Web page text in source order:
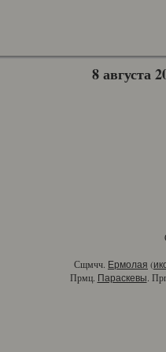
8 августа
Сщмчч. Ермолая (
Прмц. Параскевы.